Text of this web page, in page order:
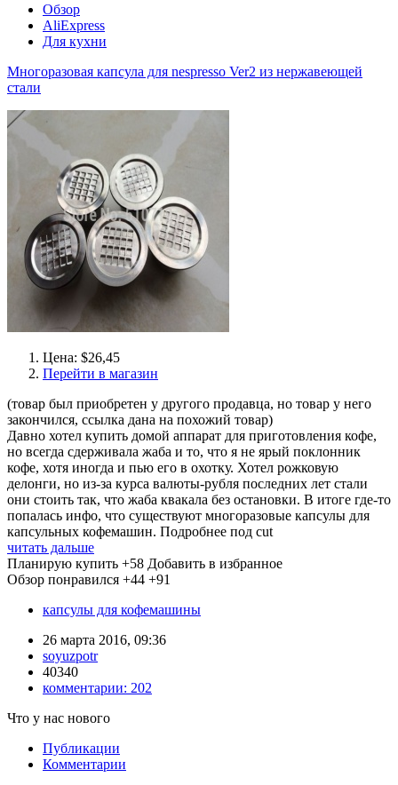
Обзор
AliExpress
Для кухни
Многоразовая капсула для nespresso Ver2 из нержавеющей
стали
Цена: $26,45
Перейти в магазин
(товар был приобретен у другого продавца, но товар у него
закончился, ссылка дана на похожий товар)
Давно хотел купить домой аппарат для приготовления кофе,
но всегда сдерживала жаба и то, что я не ярый поклонник
кофе, хотя иногда и пью его в охотку. Хотел рожковую
делонги, но из-за курса валюты-рубля последних лет стали
они стоить так, что жаба квакала без остановки. В итоге где-то
попалась инфо, что существуют многоразовые капсулы для
капсульных кофемашин. Подробнее под cut
читать дальше
Планирую купить +58 Добавить в избранное
Обзор понравился +44 +91
капсулы для кофемашины
26 марта 2016, 09:36
soyuzpotr
40340
комментарии: 202
Что у нас нового
Публикации
Комментарии